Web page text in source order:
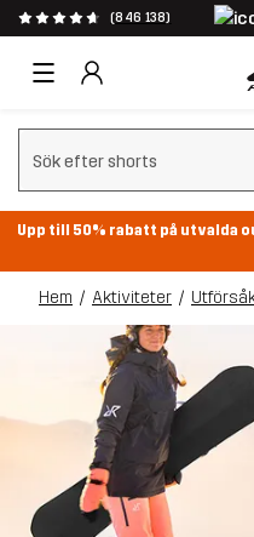
(846 138)
Rensa sök
Upp till 50% rabatt på utvalda
Hem Aktiviteter